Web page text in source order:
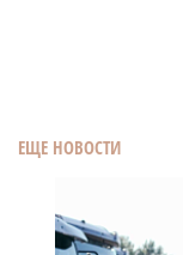
ЕЩЕ НОВОСТИ